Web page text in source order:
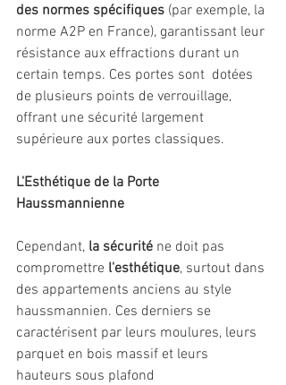
des normes spécifiques (par exemple, la
norme A2P en France), garantissant leur
résistance aux effractions durant un
certain temps. Ces portes sont  dotées
de plusieurs points de verrouillage,
offrant une sécurité largement
supérieure aux portes classiques.
L'Esthétique de la Porte
Haussmannienne
Cependant, la sécurité ne doit pas
compromettre l'esthétique, surtout dans
des appartements anciens au style
haussmannien. Ces derniers se
caractérisent par leurs moulures, leurs
parquet en bois massif et leurs
hauteurs sous plafond